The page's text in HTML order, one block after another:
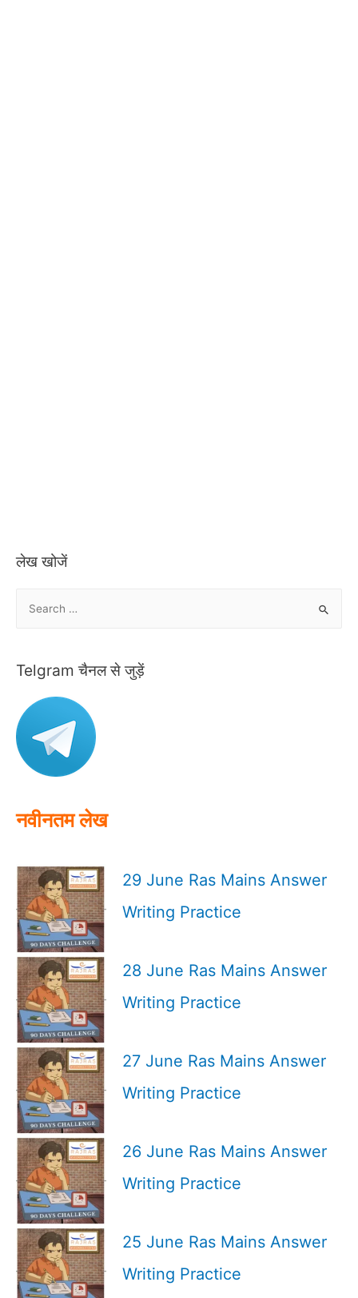
लेख खोजें
r
f
o
Telgram चैनल से जुड़ें
नवीनतम लेख
29 June Ras Mains Answer
Writing Practice
28 June Ras Mains Answer
Writing Practice
27 June Ras Mains Answer
Writing Practice
26 June Ras Mains Answer
Writing Practice
25 June Ras Mains Answer
Writing Practice